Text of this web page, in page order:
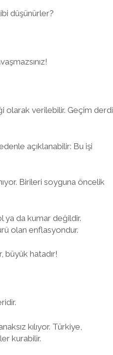
düşünürler?
olarak verilebilir. Geçim derdi
açıklanabilir: Bu işi
Birileri soyguna öncelik
ya da kumar değildir.
olan enflasyondur.
büyük hatadır!
kılıyor. Türkiye,
kurabilir.